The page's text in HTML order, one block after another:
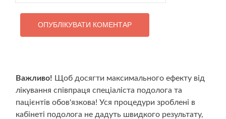
Важливо! Щоб досягти максимального ефекту від
лікування співпраця спеціаліста подолога та
пацієнтів обов'язкова! Уся процедури зроблені в
кабінеті подолога не дадуть швидкого результату,